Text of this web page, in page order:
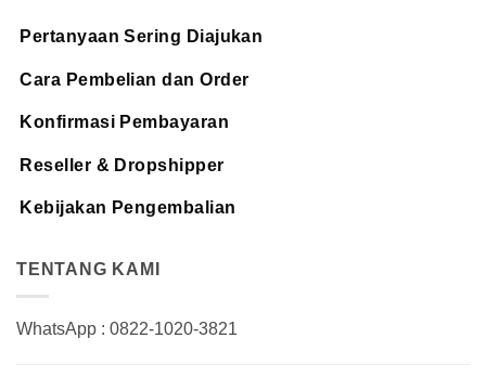
Pertanyaan Sering Diajukan
Cara Pembelian dan Order
Konfirmasi Pembayaran
Reseller & Dropshipper
Kebijakan Pengembalian
TENTANG KAMI
WhatsApp : 0822-1020-3821